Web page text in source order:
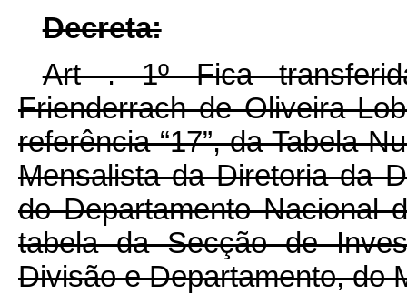
Decreta:
Art . 1º Fica
Frienderrach de Oliveira
referência “17”, da Tabela
Mensalista da Diretoria da
do Departamento Nacional
tabela da Secção de
Divisão e Departamento, do